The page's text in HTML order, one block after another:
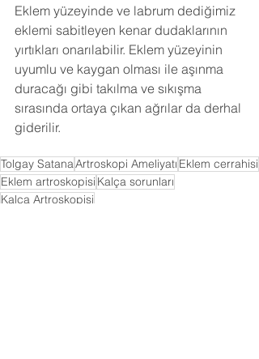
Eklem yüzeyinde ve labrum dediğimiz
eklemi sabitleyen kenar dudaklarının
yırtıkları onarılabilir. Eklem yüzeyinin
uyumlu ve kaygan olması ile aşınma
duracağı gibi takılma ve sıkışma
sırasında ortaya çıkan ağrılar da derhal
giderilir.
Tolgay SatanaArtroskopi Ameliyatı Eklem cerrahisi
Eklem artroskopisi Kalça sorunları
Kalça Artroskopisi